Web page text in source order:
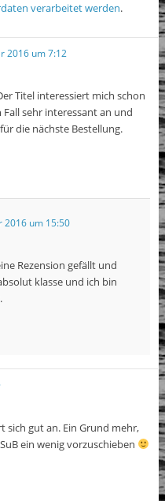
verarbeitet werden.
2016 um 7:12
Titel interessiert mich schon
Fall sehr interessant an und
die nächste Bestellung.
2016 um 15:50
Rezension gefällt und
klasse und ich bin
sich gut an. Ein Grund mehr,
ein wenig vorzuschieben